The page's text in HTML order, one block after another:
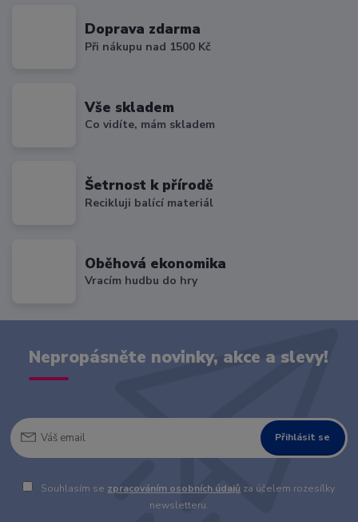
Doprava zdarma
Při nákupu nad 1500 Kč
Vše skladem
Co vidíte, mám skladem
Šetrnost k přírodě
Recikluji balící materiál
Oběhová ekonomika
Vracím hudbu do hry
Nepropásněte novinky, akce a slevy!
Přihlásit se
Souhlasím se zpracováním osobních údajů za účelem rozesílky
newsletteru.